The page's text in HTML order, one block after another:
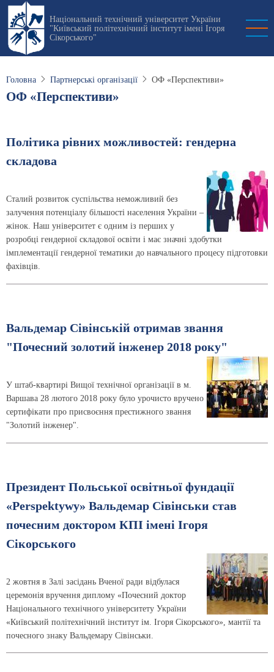
Перейти
основного
вмісту
Національний технічний університет України
"Київський політехнічний інститут імені Ігоря
Сікорського"
Головна Партнерські організації ОФ «Перспективи»
ОФ «Перспективи»
Політика рівних можливостей: гендерна
складова
Сталий розвиток суспільства неможливий без
залучення потенціалу більшості населення України –
жінок. Наш університет є одним із перших у
розробці гендерної складової освіти і має значні здобутки
імплементації гендерної тематики до навчального процесу підготовки
фахівців.
Вальдемар Сівінській отримав звання
"Почесний золотий інженер 2018 року"
У штаб-квартирі Вищої технічної організації в м.
Варшава 28 лютого 2018 року було урочисто вручено
сертифікати про присвоєння престижного звання
"Золотий інженер".
Президент Польської освітньої фундації
«Perspektywy» Вальдемар Сівінськи став
почесним доктором КПІ імені Ігоря
Сікорського
2 жовтня в Залі засідань Вченої ради відбулася
церемонія вручення диплому «Почесний доктор
Національного технічного університету України
«Київський політехнічний інститут ім. Ігоря Сікорського», мантії та
почесного знаку Вальдемару Сівінськи.